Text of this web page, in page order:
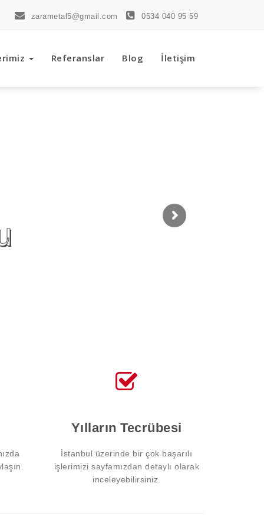
zarametal5@gmail.com 0534 040 95 59
Referanslar Blog İletişim
Yılların Tecrübesi
İstanbul üzerinde bir çok başarılı
işlerimizi sayfamızdan detaylı olarak
inceleyebilirsiniz.